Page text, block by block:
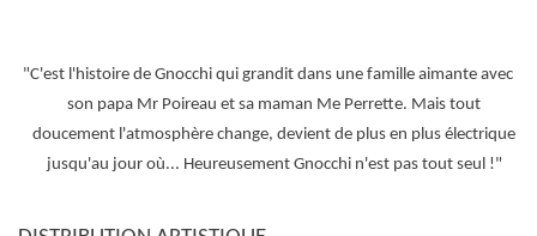
"C'est l'histoire de Gnocchi qui grandit dans une famille aimante avec
son papa Mr Poireau et sa maman Me Perrette. Mais tout
doucement l'atmosphère change, devient de plus en plus électrique
jusqu'au jour où... Heureusement Gnocchi n'est pas tout seul !"